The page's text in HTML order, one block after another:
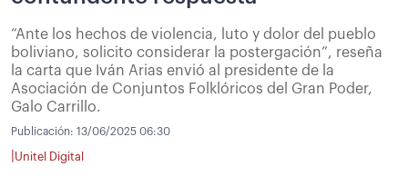
“Ante los hechos de violencia, luto y dolor del pueblo
boliviano, solicito considerar la postergación”, reseña
la carta que Iván Arias envió al presidente de la
Asociación de Conjuntos Folklóricos del Gran Poder,
Galo Carrillo.
Publicación: 13/06/2025 06:30
Unitel Digital